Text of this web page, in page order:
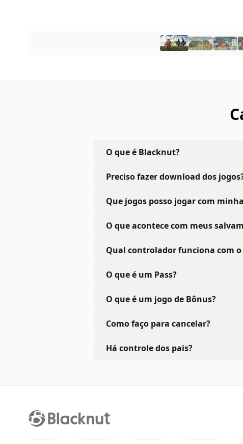
O que é Blacknut?
Preciso fazer download dos
Que jogos posso jogar com
O que acontece com meus
Qual controlador funciona com
O que é um Pass?
O que é um jogo de Bônus?
Como faço para cancelar?
Há controle dos pais?